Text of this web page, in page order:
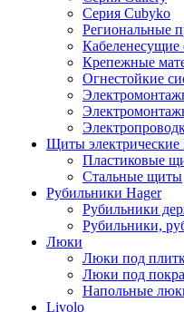
Серия Cubyko
Региональные
Кабеленесущие
Крепежные
Огнестойкие
Щиты электрические
Пластиковые
Стальные щиты
Рубильники Hager
Рубильники
Рубильники,
Люки
Люки под
Люки под
Напольные
Livolo